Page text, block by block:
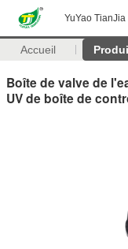
YuYao
Accueil
Boîte de valve de
UV de boîte de